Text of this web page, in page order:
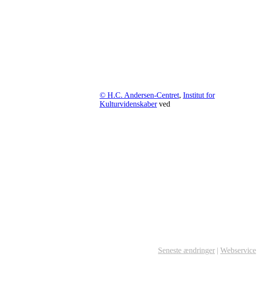
© H.C. Andersen-Centret, Institut for
Kulturvidenskaberved
Seneste ændringer | Webservice